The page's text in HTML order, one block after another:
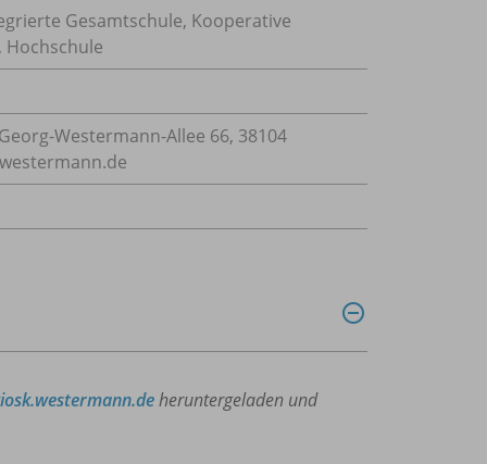
Gesamtschule, Kooperative
Hochschule
Westermann-Allee 66, 38104
heruntergeladen und